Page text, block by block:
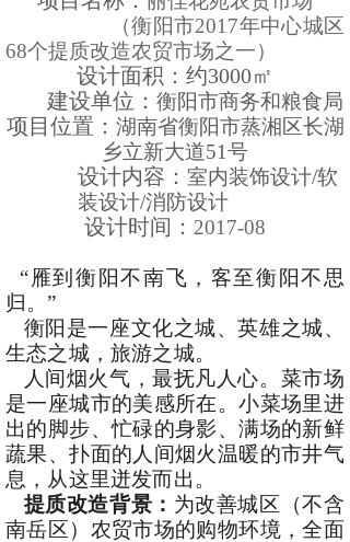
（衡阳市2017年中心城区
68个提质改造农贸市场之一）
设计面积：约3000㎡
建设单位： 衡阳市商务和粮食局
项目位置： 湖南省衡阳市蒸湘区长湖
乡立新大道51号
设计内容： 室内装饰设计/软
装设计/消防设计
设计时间： 2017-08
“雁到衡阳不南飞，客至衡阳不思
归。”
衡阳是一座文化之城、英雄之城、
生态之城，旅游之城。
人间烟火气，最抚凡人心。菜市场
是一座城市的美感所在。小菜场里进
出的脚步、忙碌的身影、满场的新鲜
蔬果、扑面的人间烟火温暖的市井气
息，从这里迸发而出。
提质改造背景： 为改善城区（不含
南岳区）农贸市场的购物环境，全面